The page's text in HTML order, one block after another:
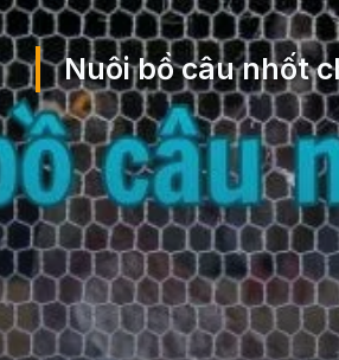
Đang mở https://ocopaz.vn/nuoi-
Nuôi bồ câu nhốt